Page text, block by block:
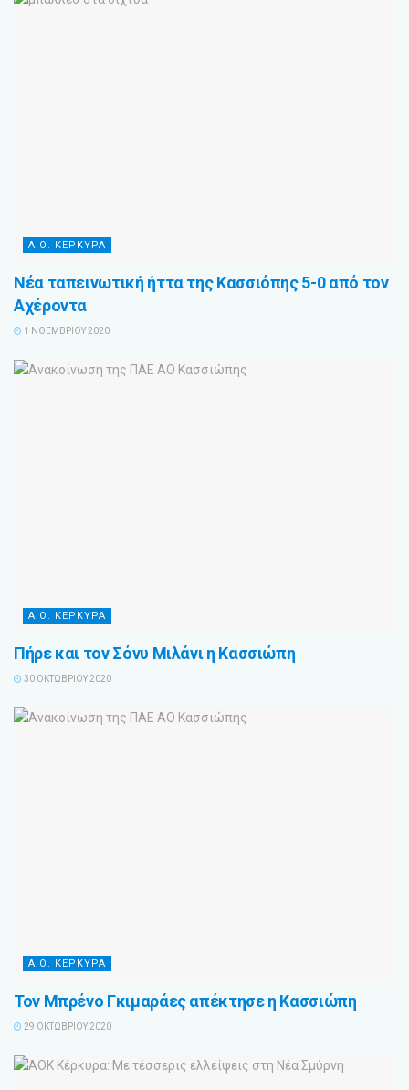
Α.Ο. ΚΕΡΚΥΡΑ
Νέα ταπεινωτική ήττα της Κασσιόπης 5-0 από τον
Αχέροντα
1 ΝΟΕΜΒΡΊΟΥ 2020
Α.Ο. ΚΕΡΚΥΡΑ
Πήρε και τον Σόνυ Μιλάνι η Κασσιώπη
30 ΟΚΤΩΒΡΊΟΥ 2020
Α.Ο. ΚΕΡΚΥΡΑ
Τον Μπρένο Γκιμαράες απέκτησε η Κασσιώπη
29 ΟΚΤΩΒΡΊΟΥ 2020